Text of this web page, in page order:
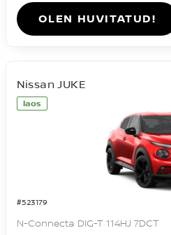
OLEN HUVITATUD!
laos
#523179
Nissan JUKE
N-Connecta DIG-T 114HJ 7DCT